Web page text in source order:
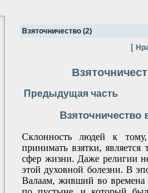
Взяточничество (2)
[
Предыдущая часть
Взяточничество
Склонность людей к
принимать взятки, является
сфер жизни. Даже религии
этой духовной болезни. В
Валаам, живший во времена